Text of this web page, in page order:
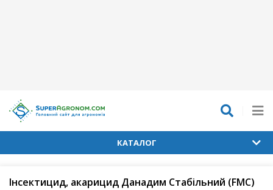
КАТАЛОГ
Інсектицид, акарицид Данадим Стабільний (FMC)